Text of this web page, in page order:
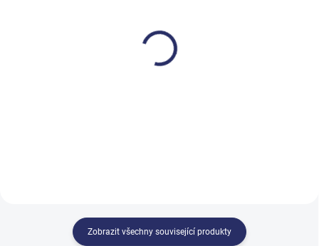
Zobrazit všechny související produkty